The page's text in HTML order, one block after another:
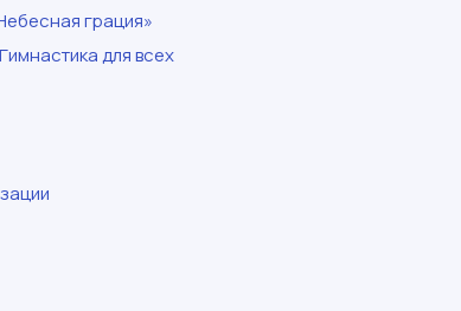
грация»
Гимнастика для всех